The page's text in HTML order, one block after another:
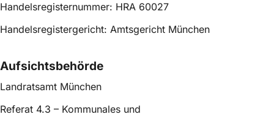
Handelsregisternummer: HRA 60027
Handelsregistergericht: Amtsgericht München
Aufsichtsbehörde
Landratsamt München
Referat 4.3 – Kommunales und